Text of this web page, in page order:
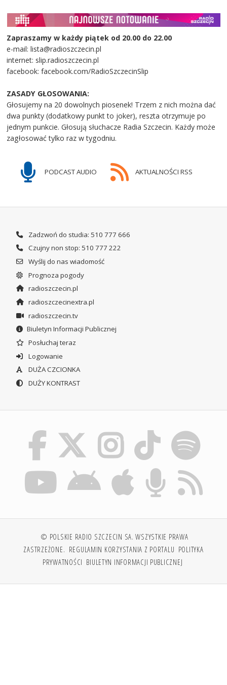
Zapraszamy w każdy piątek od 20.00 do 22.00
e-mail: lista@radioszczecin.pl
internet: slip.radioszczecin.pl
facebook: facebook.com/RadioSzczecinSlip
ZASADY GŁOSOWANIA:
Głosujemy na 20 dowolnych piosenek! Trzem z nich można dać
dwa punkty (dodatkowy punkt to joker), reszta otrzymuje po
jednym punkcie. Głosują słuchacze Radia Szczecin. Każdy może
zagłosować tylko raz w tygodniu.
PODCAST AUDIO AKTUALNOŚCI RSS
Zadzwoń do studia: 510 777 666
Czujny non stop: 510 777 222
Wyślij do nas wiadomość
Prognoza pogody
radioszczecin.pl
radioszczecinextra.pl
radioszczecin.tv
Biuletyn Informacji Publicznej
Posłuchaj teraz
Logowanie
DUŻA CZCIONKA
DUŻY KONTRAST
© POLSKIE RADIO SZCZECIN SA. WSZYSTKIE PRAWA
ZASTRZEŻONE. REGULAMIN KORZYSTANIA Z PORTALU POLITYKA
PRYWATNOŚCI BIULETYN INFORMACJI PUBLICZNEJ